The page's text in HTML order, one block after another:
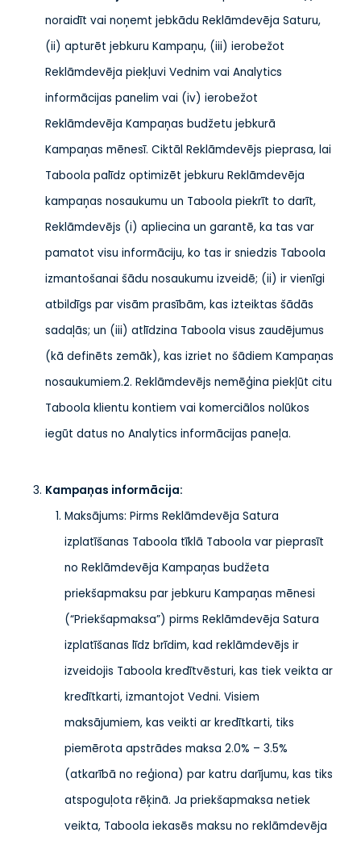
noraidīt vai noņemt jebkādu Reklāmdevēja Saturu,
(ii) apturēt jebkuru Kampaņu, (iii) ierobežot
Reklāmdevēja piekļuvi Vednim vai Analytics
informācijas panelim vai (iv) ierobežot
Reklāmdevēja Kampaņas budžetu jebkurā
Kampaņas mēnesī. Ciktāl Reklāmdevējs pieprasa, lai
Taboola palīdz optimizēt jebkuru Reklāmdevēja
kampaņas nosaukumu un Taboola piekrīt to darīt,
Reklāmdevējs (i) apliecina un garantē, ka tas var
pamatot visu informāciju, ko tas ir sniedzis Taboola
izmantošanai šādu nosaukumu izveidē; (ii) ir vienīgi
atbildīgs par visām prasībām, kas izteiktas šādās
sadaļās; un (iii) atlīdzina Taboola visus zaudējumus
(kā definēts zemāk), kas izriet no šādiem Kampaņas
nosaukumiem.2. Reklāmdevējs nemēģina piekļūt citu
Taboola klientu kontiem vai komerciālos nolūkos
iegūt datus no Analytics informācijas paneļa.
Kampaņas informācija:
Maksājums: Pirms Reklāmdevēja Satura
izplatīšanas Taboola tīklā Taboola var pieprasīt
no Reklāmdevēja Kampaņas budžeta
priekšapmaksu par jebkuru Kampaņas mēnesi
(“Priekšapmaksa”) pirms Reklāmdevēja Satura
izplatīšanas līdz brīdim, kad reklāmdevējs ir
izveidojis Taboola kredītvēsturi, kas tiek veikta ar
kredītkarti, izmantojot Vedni. Visiem
maksājumiem, kas veikti ar kredītkarti, tiks
piemērota apstrādes maksa 2.0% – 3.5%
(atkarībā no reģiona) par katru darījumu, kas tiks
atspoguļota rēķinā. Ja priekšapmaksa netiek
veikta, Taboola iekasēs maksu no reklāmdevēja